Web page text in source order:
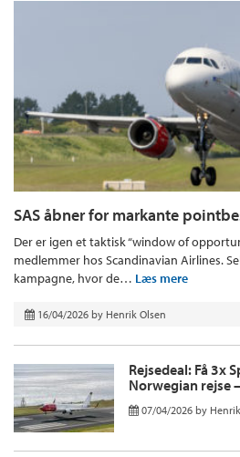
SAS åbner for markante
Der er igen et taktisk “window of
medlemmer hos Scandinavian Airlines.
kampagne, hvor de… Læs mere
16/04/2026 by Henrik Olsen
Rejsedeal: Få 3x
Norwegian rejse
07/04/2026 by